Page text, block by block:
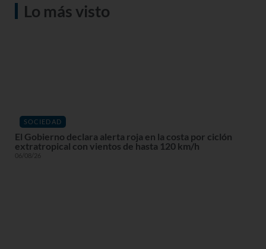
Lo más visto
SOCIEDAD
El Gobierno declara alerta roja en la costa por ciclón
extratropical con vientos de hasta 120 km/h
06/08/26